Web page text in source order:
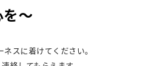
～
スに着けてください。